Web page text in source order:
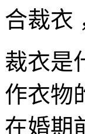
合裁衣
裁衣是
作衣物
在婚期